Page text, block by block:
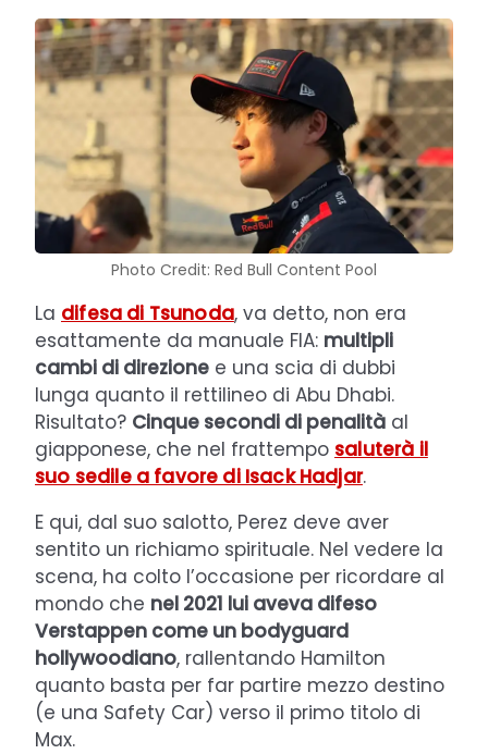
Photo Credit: Red Bull Content Pool
La difesa di Tsunoda, va detto, non era
esattamente da manuale FIA: multipli
cambi di direzione e una scia di dubbi
lunga quanto il rettilineo di Abu Dhabi.
Risultato? Cinque secondi di penalità al
giapponese, che nel frattempo saluterà il
suo sedile a favore di Isack Hadjar.
E qui, dal suo salotto, Perez deve aver
sentito un richiamo spirituale. Nel vedere la
scena, ha colto l’occasione per ricordare al
mondo che nel 2021 lui aveva difeso
Verstappen come un bodyguard
hollywoodiano, rallentando Hamilton
quanto basta per far partire mezzo destino
(e una Safety Car) verso il primo titolo di
Max.